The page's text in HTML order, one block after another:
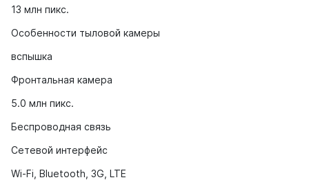
13 млн пикс.
Особенности тыловой камеры
вспышка
Фронтальная камера
5.0 млн пикс.
Беспроводная связь
Сетевой интерфейс
Wi-Fi, Bluetooth, 3G, LTE